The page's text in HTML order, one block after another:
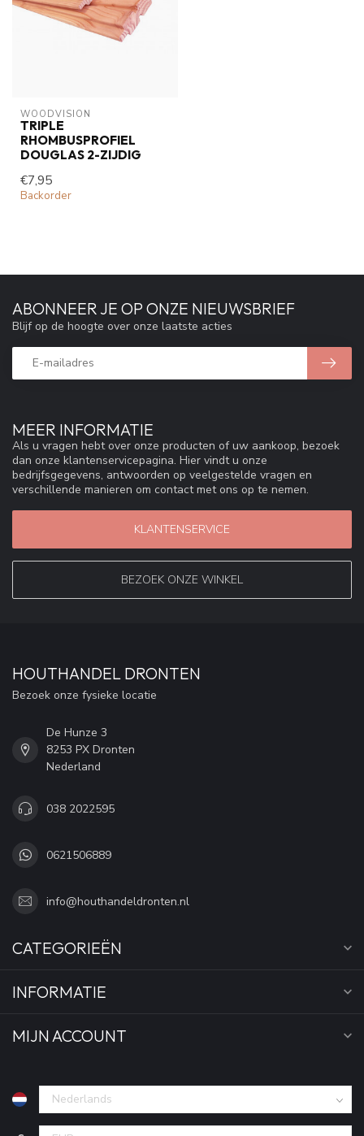
WOODVISION
TRIPLE
RHOMBUSPROFIEL
DOUGLAS 2-ZIJDIG
€7,95
Backorder
MEER INFORMATIE
Als u vragen hebt over onze producten of uw aankoop, bezoek
dan onze klantenservicepagina. Hier vindt u onze
bedrijfsgegevens, antwoorden op veelgestelde vragen en
verschillende manieren om contact met ons op te nemen.
KLANTENSERVICE
BEZOEK ONZE WINKEL
ABONNEER JE OP ONZE NIEUWSBRIEF
Blijf op de hoogte over onze laatste acties
HOUTHANDEL DRONTEN
Bezoek onze fysieke locatie
De Hunze 3
8253 PX Dronten
Nederland
038 2022595
0621506889
info@houthandeldronten.nl
CATEGORIEËN
INFORMATIE
MIJN ACCOUNT